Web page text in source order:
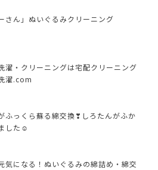
さん」ぬいぐるみクリーニング
濯・クリーニングは宅配クリーニング
濯.com
ふっくら蘇る綿交換❣しろたんがふか
した☺
気になる！ぬいぐるみの綿詰め・綿交